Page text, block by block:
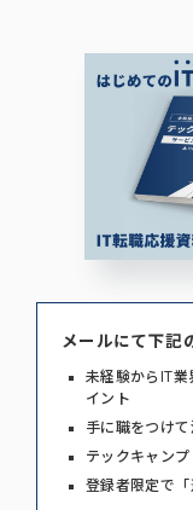
メールにて下記
未経験からIT業
イント
手に職をつけ
テックキャン
登録者限定で